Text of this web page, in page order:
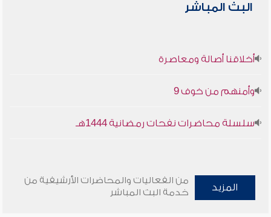
البث المباشر
أخلاقنا أصالة ومعاصرة
وأمنهم من خوف 9
سلسلة محاضرات نفحات رمضانية 1444هـ
المزيد
من الفعاليات والمحاضرات الأرشيفية من
خدمة البث المباشر